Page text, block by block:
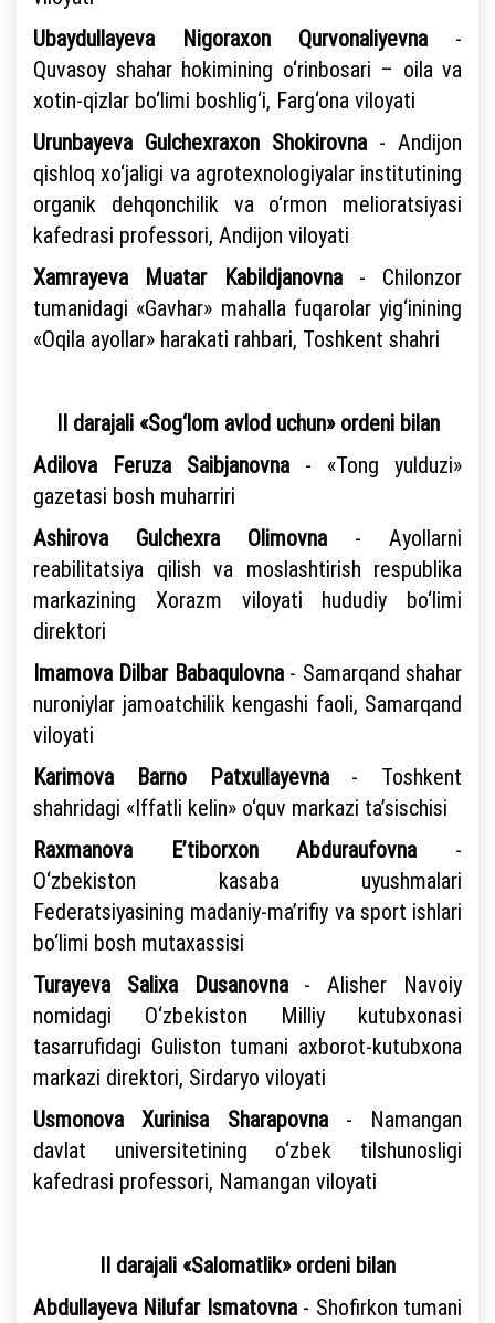
Ubaydullayeva Nigoraxon Qurvonaliyevna-
Quvasoy shahar hokimining o‘rinbosari – oila va
xotin-qizlar bo‘limi boshlig‘i, Farg‘ona viloyati
Urunbayeva Gulchexraxon Shokirovna- Andijon
qishloq xo‘jaligi va agrotexnologiyalar institutining
organik dehqonchilik va o‘rmon melioratsiyasi
kafedrasi professori, Andijon viloyati
Xamrayeva Muatar Kabildjanovna- Chilonzor
tumanidagi «Gavhar» mahalla fuqarolar yig‘inining
«Oqila ayollar» harakati rahbari, Toshkent shahri
II darajali «Sog‘lom avlod uchun» ordeni bilan
Adilova Feruza Saibjanovna- «Tong yulduzi»
gazetasi bosh muharriri
Ashirova Gulchexra Olimovna- Ayollarni
reabilitatsiya qilish va moslashtirish respublika
markazining Xorazm viloyati hududiy bo‘limi
direktori
Imamova Dilbar Babaqulovna- Samarqand shahar
nuroniylar jamoatchilik kengashi faoli, Samarqand
viloyati
Karimova Barno Patxullayevna- Toshkent
shahridagi «Iffatli kelin» o‘quv markazi ta’sischisi
Raxmanova E’tiborxon Abduraufovna-
O‘zbekiston kasaba uyushmalari
Federatsiyasining madaniy-ma’rifiy va sport ishlari
bo‘limi bosh mutaxassisi
Turayeva Salixa Dusanovna- Alisher Navoiy
nomidagi O‘zbekiston Milliy kutubxonasi
tasarrufidagi Guliston tumani axborot-kutubxona
markazi direktori, Sirdaryo viloyati
Usmonova Xurinisa Sharapovna- Namangan
davlat universitetining o‘zbek tilshunosligi
kafedrasi professori, Namangan viloyati
II darajali «Salomatlik» ordeni bilan
Abdullayeva Nilufar Ismatovna- Shofirkon tumani